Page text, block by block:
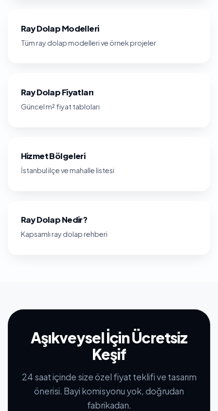
Ray Dolap Modelleri
Tüm ray dolap modelleri ve örnek projeler
Ray Dolap Fiyatları
Güncel m² fiyat tabloları
Hizmet Bölgeleri
İstanbul ilçe ve mahalle listesi
Ray Dolap Nedir?
Kapsamlı ray dolap rehberi
Aşıkveysel İçin Ücretsiz
Keşif
24 saat içinde size özel fiyat teklifi ve tasarım
önerisi. Bayi komisyonu yok, doğrudan
fabrikadan.